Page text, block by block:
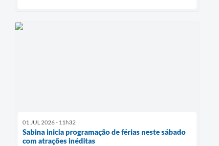
01 JUL 2026 - 11h32
Sabina inicia programação de férias neste sábado
com atrações inéditas